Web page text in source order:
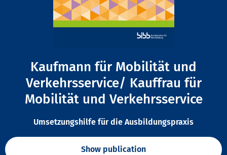
Kaufmann für Mobilität und
Verkehrsservice/ Kauffrau für
Mobilität und Verkehrsservice
Umsetzungshilfe für die Ausbildungspraxis
Show publication